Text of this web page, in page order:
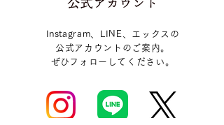
Instagram、LINE、エックスの
公式アカウントのご案内。
​ぜひフォローしてください。